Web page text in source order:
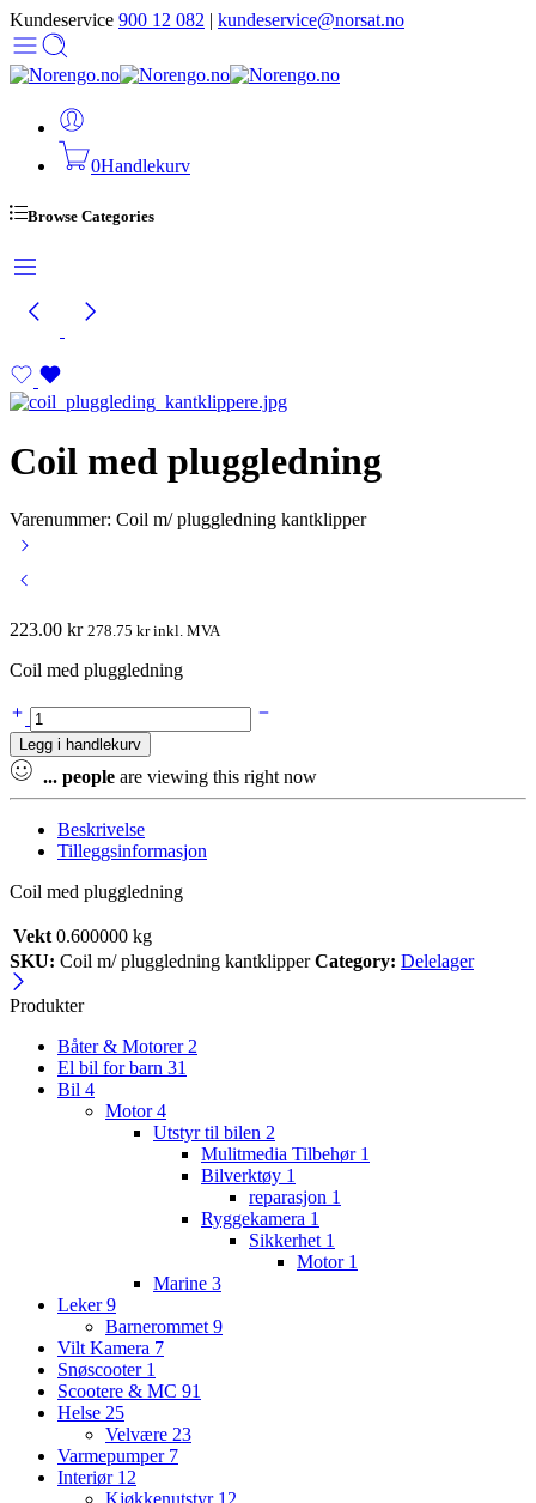
Kundeservice 900 12 082 | kundeservice@norsat.no
0Handlekurv
Browse Categories
Coil med pluggledning
Varenummer: Coil m/ pluggledning kantklipper
223.00 kr 278.75 krinkl. MVA
Coil med pluggledning
Coil
med
pluggledning
quantity
Legg i handlekurv
... people are viewing this right now
Beskrivelse
Tilleggsinformasjon
Coil med pluggledning
Vekt 0.600000 kg
SKU: Coil m/ pluggledning kantklipper Category: Delelager
Produkter
Båter & Motorer 2
El bil for barn 31
Bil 4
Motor4
Utstyr til bilen 2
Mulitmedia Tilbehør 1
Bilverktøy 1
reparasjon 1
Ryggekamera 1
Sikkerhet 1
Motor 1
Marine 3
Leker9
Barnerommet 9
Vilt Kamera 7
Snøscooter 1
Scootere & MC 91
Helse 25
Velvære 23
Varmepumper 7
Interiør 12